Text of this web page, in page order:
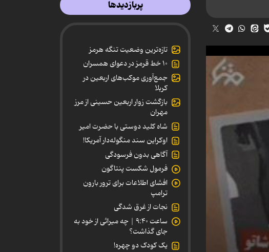
پربازدیدها
تازه‌ترین وضعیت تنگه هرمز
۱۰ خط قرمز در دعوای همسران
جمع‌آوری موکب‌های اربعین در
کربلا
بازگشت زوار اربعین حسینی از مرز
مهران
شاه کلید دوستی با حضرت امیر
اوکراین سند منگوله‌دار آمریکا!
آگاهی بدون فرسودگی
فرمول شکست پنتاگون
افشای اطلاعات برای ترور بارون
ترامپ
نجات از غرق شدگی
ساعت ۹:۴۰ | چه میراثی از خود به
جای گذاشت؟
یک کودک دو چهره!